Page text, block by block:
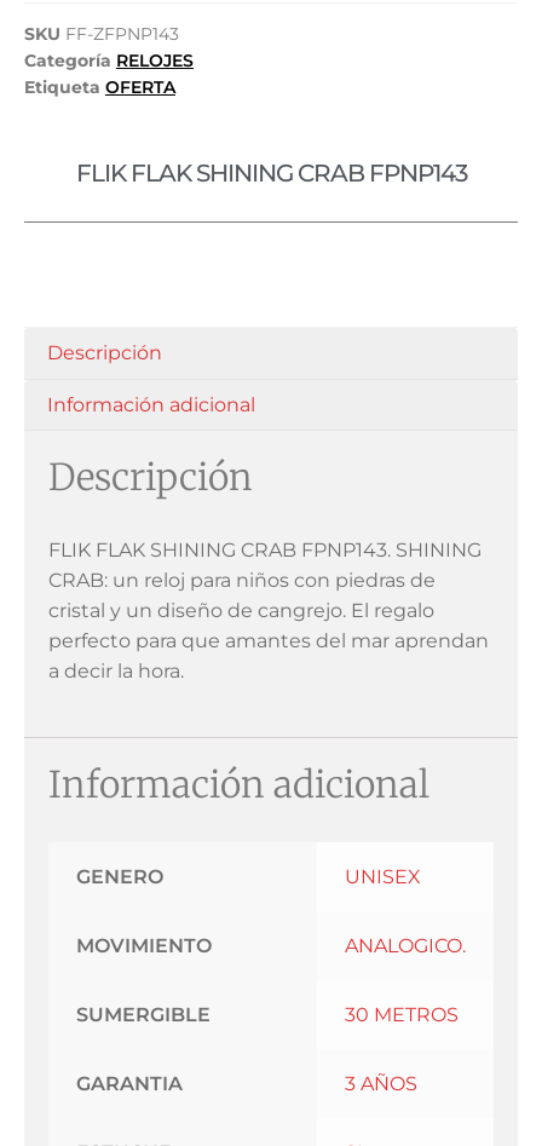
SKU FF-ZFPNP143
Categoría RELOJES
Etiqueta OFERTA
FLIK FLAK SHINING CRAB FPNP143
Descripción
Información adicional
Descripción
FLIK FLAK SHINING CRAB FPNP143. SHINING
CRAB: un reloj para niños con piedras de
cristal y un diseño de cangrejo. El regalo
perfecto para que amantes del mar aprendan
a decir la hora.
Información adicional
GENERO UNISEX
MOVIMIENTO ANALOGICO.
SUMERGIBLE 30 METROS
GARANTIA 3 AÑOS